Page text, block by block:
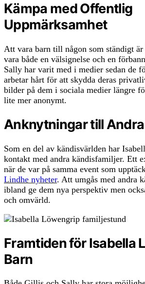
Kämpa med Offentlig
Uppmärksamhet
Att vara barn till någon som ständigt
vara både en välsignelse och en
Sally har varit med i medier sedan de
arbetar hårt för att skydda deras
bilder på dem i sociala medier längre
lite mer anonymt.
Anknytningar till
Som en del av kändisvärlden har
kontakt med andra kändisfamiljer. Ett
när de var på samma event som
Lindhe nyheter. Att umgås med andra
ibland ge dem nya perspektiv men
och omvärld.
Framtiden för Isabella
Barn